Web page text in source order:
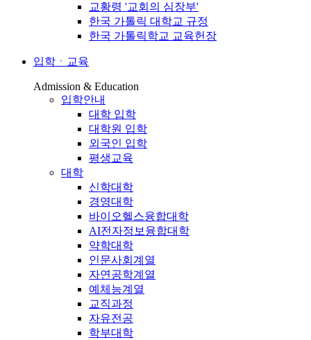
교황령 '교회의 심장부'
한국 가톨릭 대학교 규정
한국 가톨릭학교 교육헌장
입학ㆍ교육
Admission & Education
입학안내
대학 입학
대학원 입학
외국인 입학
평생교육
대학
신학대학
경영대학
바이오헬스융합대학
AI전자정보융합대학
약학대학
인문사회계열
자연공학계열
예체능계열
교직과정
자유전공
학부대학